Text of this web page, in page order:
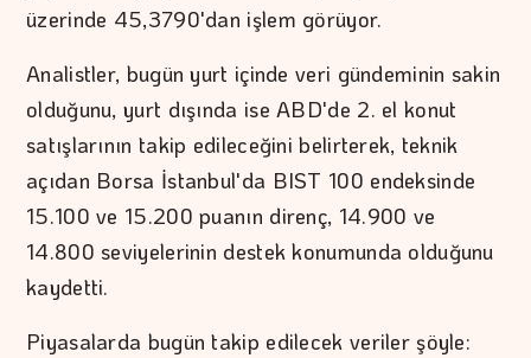
üzerinde 45,3790'dan işlem görüyor.
Analistler, bugün yurt içinde veri gündeminin sakin
olduğunu, yurt dışında ise ABD'de 2. el konut
satışlarının takip edileceğini belirterek, teknik
açıdan Borsa İstanbul'da BIST 100 endeksinde
15.100 ve 15.200 puanın direnç, 14.900 ve
14.800 seviyelerinin destek konumunda olduğunu
kaydetti.
Piyasalarda bugün takip edilecek veriler şöyle: